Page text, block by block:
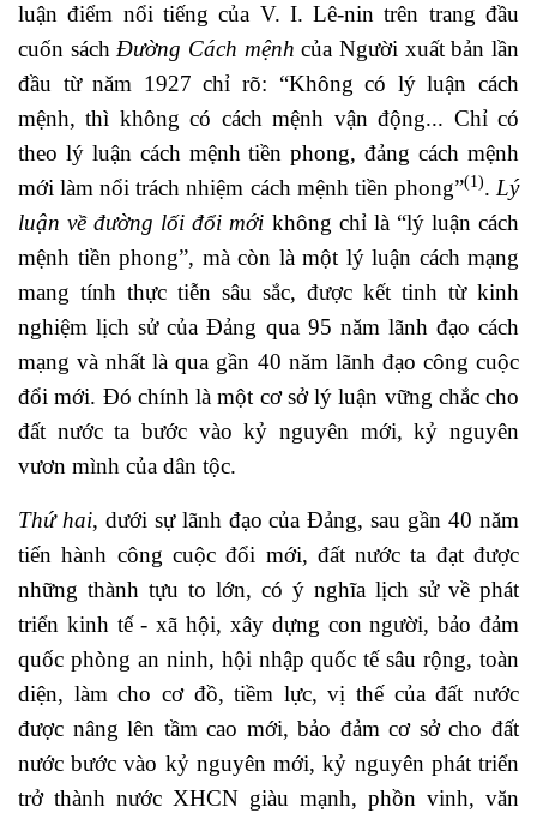
luận điểm nổi tiếng của V. I. Lê-nin trên trang đầu
cuốn sáchĐường Cách mệnh của Người xuất bản lần
đầu từ năm 1927 chỉ rõ: “Không có lý luận cách
mệnh, thì không có cách mệnh vận động... Chỉ có
theo lý luận cách mệnh tiền phong, đảng cách mệnh
mới làm nổi trách nhiệm cách mệnh tiền phong”(1).Lý
luận về đường lối đổi mới không chỉ là “lý luận cách
mệnh tiền phong”, mà còn là một lý luận cách mạng
mang tính thực tiễn sâu sắc, được kết tinh từ kinh
nghiệm lịch sử của Đảng qua 95 năm lãnh đạo cách
mạng và nhất là qua gần 40 năm lãnh đạo công cuộc
đổi mới. Đó chính là một cơ sở lý luận vững chắc cho
đất nước ta bước vào kỷ nguyên mới, kỷ nguyên
vươn mình của dân tộc.
Thứ hai, dưới sự lãnh đạo của Đảng, sau gần 40 năm
tiến hành công cuộc đổi mới, đất nước ta đạt được
những thành tựu to lớn, có ý nghĩa lịch sử về phát
triển kinh tế - xã hội, xây dựng con người, bảo đảm
quốc phòng an ninh, hội nhập quốc tế sâu rộng, toàn
diện, làm cho cơ đồ, tiềm lực, vị thế của đất nước
được nâng lên tầm cao mới, bảo đảm cơ sở cho đất
nước bước vào kỷ nguyên mới, kỷ nguyên phát triển
trở thành nước XHCN giàu mạnh, phồn vinh, văn